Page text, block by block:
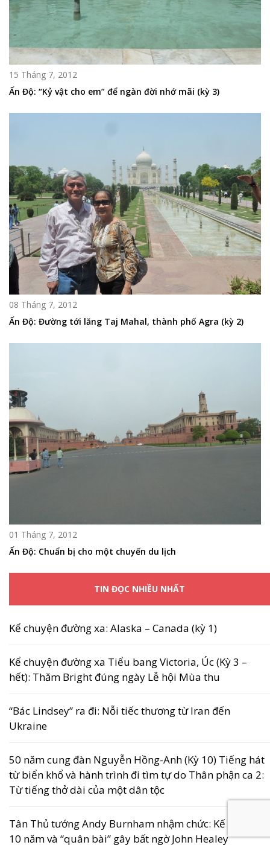
15 Tháng 7, 2012
Ấn Độ: “Kỷ vật cho em” để ngàn đời nhớ mãi (kỳ 3)
08 Tháng 7, 2012
Ấn Độ: Đường tới lăng Taj Mahal, thành phố Agra (kỳ 2)
01 Tháng 7, 2012
Ấn Độ: Chuẩn bị cho một chuyến du lịch
TIN ĐỌC NHIỀU NHẤT
Kể chuyện đường xa: Alaska – Canada (kỳ 1)
Kể chuyện đường xa Tiểu bang Victoria, Úc (Kỳ 3 –
hết): Thăm Bright đúng ngày Lễ hội Mùa thu
“Bác Lindsey” ra đi: Nỗi tiếc thương từ Iran đến
Ukraine
50 năm cung đàn Nguyễn Hồng-Anh (Kỳ 10) Tiếng hát
từ biển khổ và hành trình đi tìm tự do Thân phận ca 2:
Từ tiếng thở dài của một dân tộc
Tân Thủ tướng Andy Burnham nhậm chức: Kế hoạch
10 năm và “quân bài” gây bất ngờ John Healey